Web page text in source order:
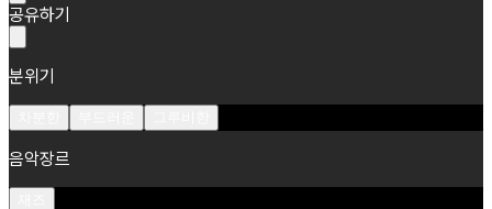
공유하기
분위기
음악장르